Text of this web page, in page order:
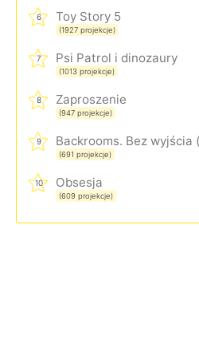
6 Toy Story 5
(1927 projekcje)
7 Psi Patrol i dinozaury
(1013 projekcje)
8 Zaproszenie
(947 projekcje)
9
(691 projekcje)
10 Obsesja
(609 projekcje)